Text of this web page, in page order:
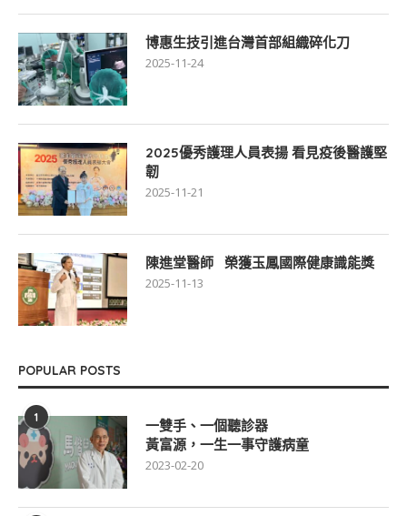
博惠生技引進台灣首部組織碎化刀
2025-11-24
2025優秀護理人員表揚 看見疫後醫護堅
韌
2025-11-21
陳進堂醫師 榮獲玉鳳國際健康識能獎
2025-11-13
POPULAR POSTS
1
一雙手、一個聽診器
黃富源，一生一事守護病童
2023-02-20